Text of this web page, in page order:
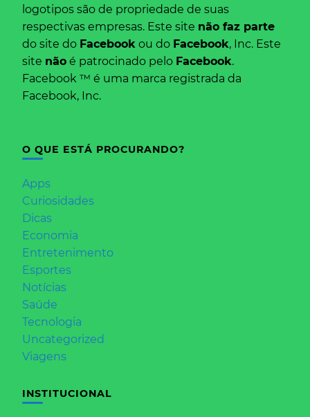
logotipos são de propriedade de suas
respectivas empresas. Este site não faz parte
do site do Facebook ou do Facebook, Inc. Este
site não é patrocinado pelo Facebook.
Facebook ™ é uma marca registrada da
Facebook, Inc.
O QUE ESTÁ PROCURANDO?
Apps
Curiosidades
Dicas
Economia
Entretenimento
Esportes
Notícias
Saúde
Tecnologia
Uncategorized
Viagens
INSTITUCIONAL